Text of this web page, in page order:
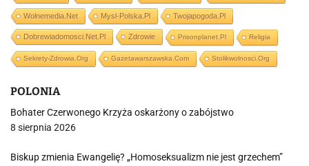
Wolnemedia.net Mysl-Polska.pl Twojapogoda.pl
Dobrewiadomosci.net.pl Zdrowie Prisonplanet.pl Religia
Sekrety-Zdrowia.org Gazetawarszawska.com Stolikwolnosci.org
POLONIA
Bohater Czerwonego Krzyża oskarżony o zabójstwo
8 sierpnia 2026
Biskup zmienia Ewangelię? „Homoseksualizm nie jest grzechem”